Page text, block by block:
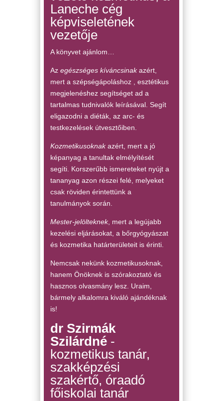
Laneche cég
képviseletének
vezetője
A könyvet ajánlom…
Az egészséges kíváncsinakazért,
mert a szépségápoláshoz , esztétikus
megjelenéshez segítséget ad a
tartalmas tudnivalók leírásával. Segít
eligazodni a diéták, az arc- és
testkezelések útvesztőiben.
Kozmetikusoknakazért, mert a jó
képanyag a tanultak elmélyítését
segíti. Korszerűbb ismereteket nyújt a
tananyag azon részei felé, melyeket
csak röviden érintettünk a
tanulmányok során.
Mester-jelölteknek, mert a legújabb
kezelési eljárásokat, a bőrgyógyászat
és kozmetika határterületeit is érinti.
Nemcsak nekünk kozmetikusoknak,
hanem Önöknek is szórakoztató és
hasznos olvasmány lesz. Uraim,
bármely alkalomra kiváló ajándéknak
is!
dr Szirmák
Szilárdné­
kozmetikus tanár,
szakképzési
szakértő, óraadó
főiskolai tanár